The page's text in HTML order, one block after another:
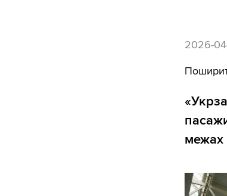
2026-
межах